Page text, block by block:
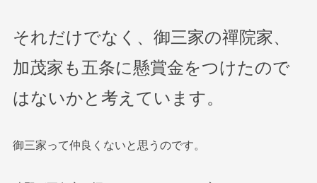
それだけでなく、御三家の禪院家、
加茂家も五条に懸賞金をつけたので
はないかと考えています。
御三家って仲良くないと思うのです。